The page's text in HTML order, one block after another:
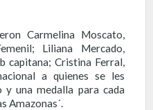
Carmelina Moscato,
Liliana Mercado,
capitana; Cristina Ferral,
a quienes se les
una medalla para cada
Amazonas´.